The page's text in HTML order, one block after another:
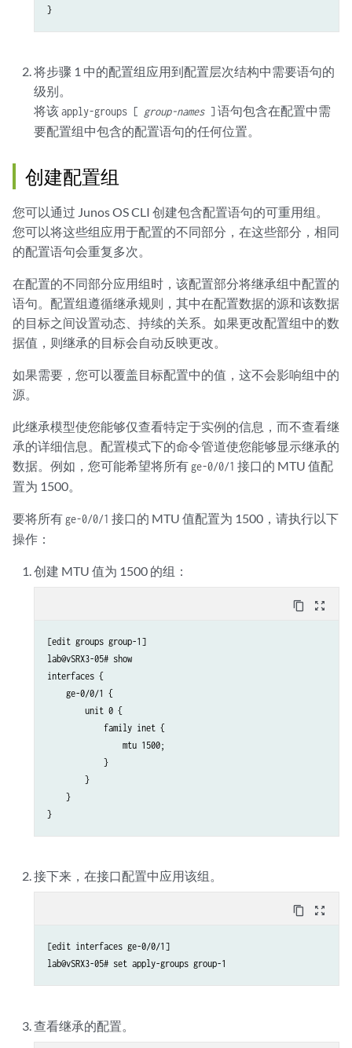
将步骤 1 中的配置组应用到配置层次结构中需要语句的
级别。
将该apply-groups [ group-names] 语句包含在配置中需
要配置组中包含的配置语句的任何位置。
创建配置组
您可以通过 Junos OSCLI 创建包含配置语句的可重用组。
您可以将这些组应用于配置的不同部分，在这些部分，相同
的配置语句会重复多次。
在配置的不同部分应用组时，该配置部分将继承组中配置的
语句。配置组遵循继承规则，其中在配置数据的源和该数据
的目标之间设置动态、持续的关系。如果更改配置组中的数
据值，则继承的目标会自动反映更改。
如果需要，您可以覆盖目标配置中的值，这不会影响组中的
源。
此继承模型使您能够仅查看特定于实例的信息，而不查看继
承的详细信息。配置模式下的命令管道使您能够显示继承的
数据。例如，您可能希望将所有 ge-0/0/1 接口的 MTU 值配
置为 1500。
要将所有 ge-0/0/1 接口的 MTU 值配置为 1500，请执行以下
操作：
创建 MTU 值为 1500 的组：
content_copy zoom_out_map
[edit groups group-1]
lab@vSRX3-05# show
interfaces {
    ge-0/0/1 {
        unit 0 {
            family inet {
                mtu 1500;
            }
        }
    }
}
接下来，在接口配置中应用该组。
content_copy zoom_out_map
[edit interfaces ge-0/0/1]
lab@vSRX3-05# set apply-groups group-1
查看继承的配置。